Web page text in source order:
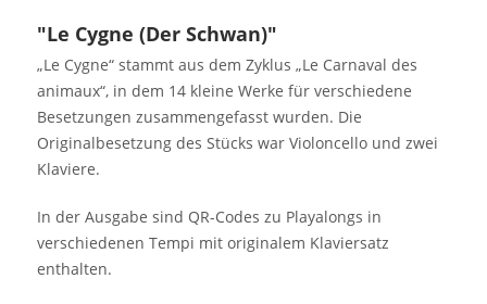
"Le Cygne (Der Schwan)"
„Le Cygne“ stammt aus dem Zyklus „Le Carnaval des
animaux“, in dem 14 kleine Werke für verschiedene
Besetzungen zusammengefasst wurden. Die
Originalbesetzung des Stücks war Violoncello und zwei
Klaviere.
In der Ausgabe sind QR-Codes zu Playalongs in
verschiedenen Tempi mit originalem Klaviersatz
enthalten.